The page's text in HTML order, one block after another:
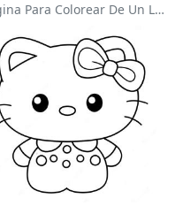
Página Para Colorear De Un Lindo Conejo De Pascua